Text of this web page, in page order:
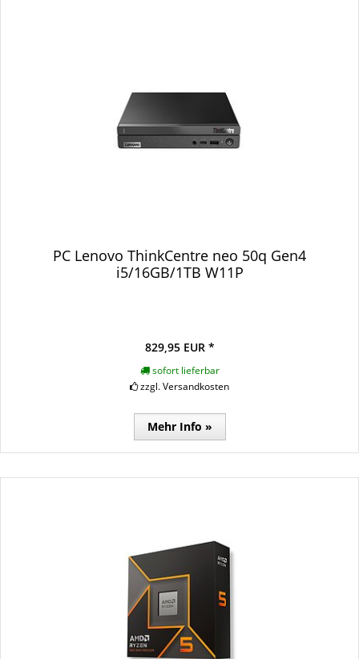
PC Lenovo ThinkCentre neo 50q Gen4
i5/16GB/1TB W11P
829,95 EUR *
sofort lieferbar
zzgl. Versandkosten
Mehr Info »